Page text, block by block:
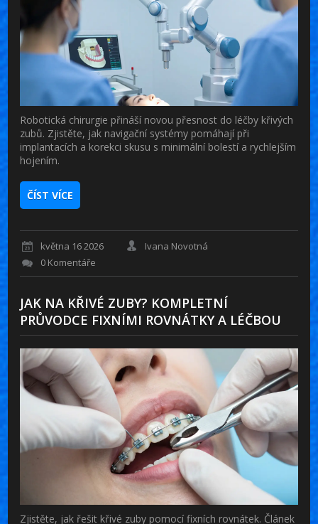
Robotická chirurgie přináší novou přesnost do léčby křivých
zubů. Zjistěte, jak navigační systémy pomáhají při
implantacích a korekci skusu s minimální bolestí a rychlejším
hojením.
ČÍST VÍCE
května 16 2026
Ivana Novotná
0 Komentáře
JAK NA KŘIVÉ ZUBY? KOMPLETNÍ
PRŮVODCE FIXNÍMI ROVNÁTKY A LÉČBOU
Zjistěte, jak řešit křivé zuby pomocí fixních rovnátek. Článek